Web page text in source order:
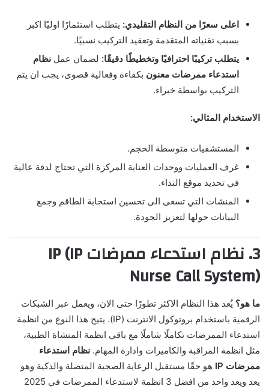
اعلى سعرًا من النظام التقليدي: يتطلب استثمارًا اوليًا اكبر
بسبب تقنياته المتقدمة وتعقيد التركيب نسبيًا.
يتطلب تركيبًا احترافيًا وتخطيطًا دقيقًا: لضمان عمل نظام
استدعاء ممرضات معنون بكفاءة وفعالية قصوى، يجب ان يتم
التركيب بواسطة خبراء.
الاستخدام المثالي:
المستشفيات متوسطة الحجم.
غرف العمليات ووحدات العناية المركزة التي تحتاج لدقة عالية
في تحديد موقع النداء.
المنشات التي تسعى الى تحسين استجابة الطاقم وجمع
البيانات حولها لتعزيز الجودة.
3. نظام استدعاء ممرضات IP (IP
Nurse Call System)
ما هو؟ يُعد هذا النظام الاكثر تطورًا حتى الان، ويعمل عبر الشبكات
الرقمية باستخدام بروتوكول الانترنت (IP). يتيح هذا النوع من انظمة
استدعاء الممرضات تكاملًا شاملًا مع باقي انظمة المنشاة الطبية،
مثل انظمة المراقبة والكاميرات وادارة المهام. نظام استدعاء
ممرضات IP
هو حقًا مستقبل الرعاية الصحية المتصلة والذكية وهو
يعد ويعد واحد من افضل 3 انظمة لاستدعاء الممرضات في 2025